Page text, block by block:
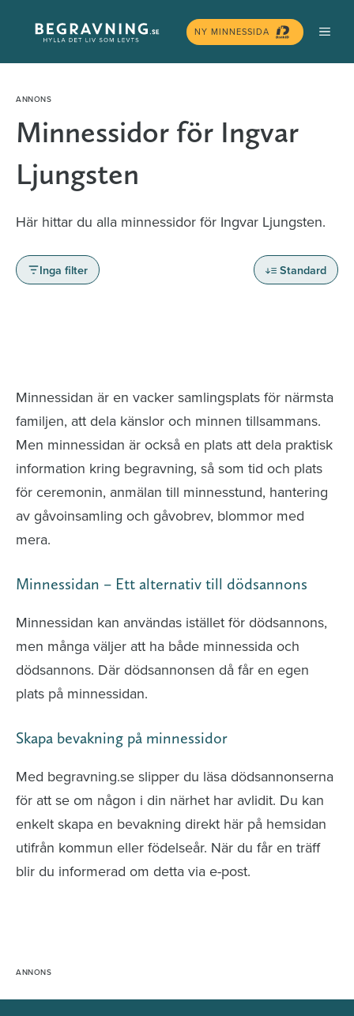
innehåll
NY MINNESSIDA
Minnessidor för Ingvar
Ljungsten
Här hittar du alla minnessidor för Ingvar Ljungsten.
Inga filter Standard
Minnessidan är en vacker samlingsplats för närmsta
familjen, att dela känslor och minnen tillsammans.
Men minnessidan är också en plats att dela praktisk
information kring begravning, så som tid och plats
för ceremonin, anmälan till minnesstund, hantering
av gåvoinsamling och gåvobrev, blommor med
mera.
Minnessidan – Ett alternativ till dödsannons
Minnessidan kan användas istället för dödsannons,
men många väljer att ha både minnessida och
dödsannons. Där dödsannonsen då får en egen
plats på minnessidan.
Skapa bevakning på minnessidor
Med begravning.se slipper du läsa dödsannonserna
för att se om någon i din närhet har avlidit. Du kan
enkelt skapa en bevakning direkt här på hemsidan
utifrån kommun eller födelseår. När du får en träff
blir du informerad om detta via e-post.